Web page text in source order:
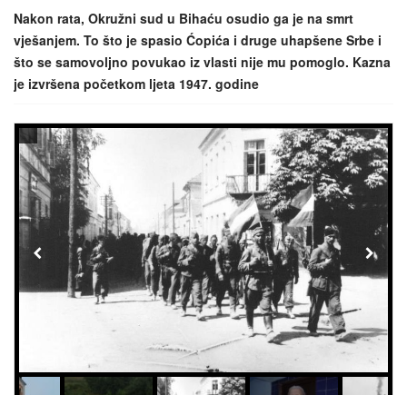
a
i
o
n
t
Nakon rata, Okružni sud u Bihaću osudio ga je na smrt
vješanjem. To što je spasio Ćopića i druge uhapšene Srbe i
što se samovoljno povukao iz vlasti nije mu pomoglo. Kazna
je izvršena početkom ljeta 1947. godine